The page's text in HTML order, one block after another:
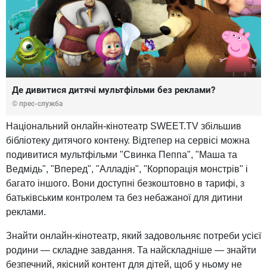
Де дивитися дитячі мультфільми без реклами?
© прес-служба
Національний онлайн-кінотеатр SWEET.TV збільшив
бібліотеку дитячого контену. Відтепер на сервісі можна
подивитися мультфільми "Свинка Пеппа", "Маша та
Ведмідь", "Вперед", "Алладін", "Корпорація монстрів" і
багато іншого. Вони доступні безкоштовно в тарифі, з
батьківським контролем та без небажаної для дитини
реклами.
Знайти онлайн-кінотеатр, який задовольняє потреби усієї
родини — складне завдання. Та найскладніше — знайти
безпечний, якісний контент для дітей, щоб у ньому не